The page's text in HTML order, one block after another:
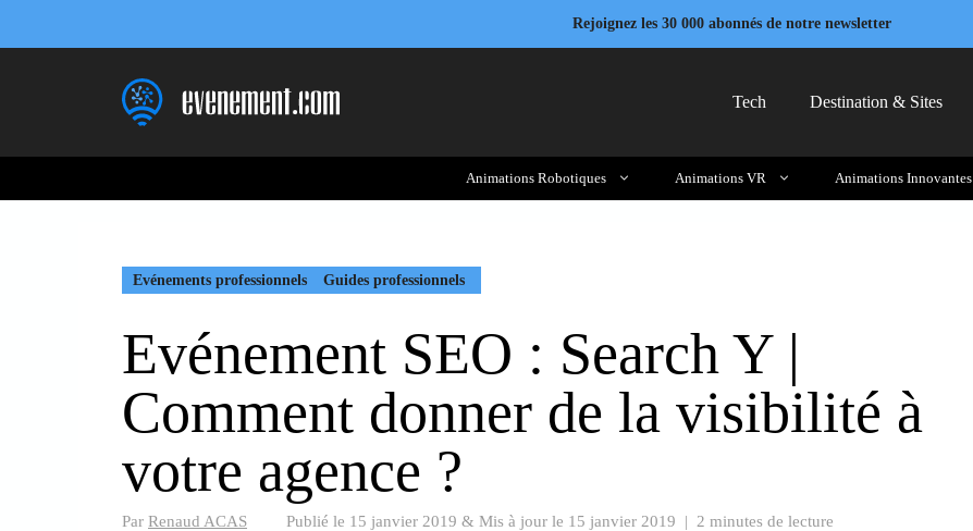
Rejoignez les 30 000 abonnés de notre newsletter
Tech Destination & Sites
Animations Robotiques Animations VR Animations Innovantes
Evénements professionnels Guides professionnels
Evénement SEO : Search Y |
Comment donner de la visibilité à
votre agence ?
Par Renaud ACAS Publié le 15 janvier 2019 & Mis à jour le 15 janvier 2019 | 2 minutes de lecture